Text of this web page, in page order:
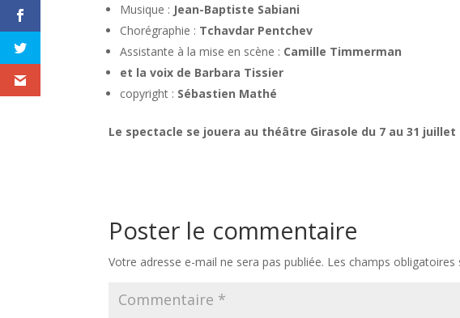
Musique : Jean-Baptiste Sabiani
Chorégraphie : Tchavdar Pentchev
Assistante à la mise en scène : Camille Timmerman
et la voix de Barbara Tissier
copyright : Sébastien Mathé
Le spectacle se jouera au théâtre Girasole du 7 au 31 juillet
Poster le commentaire
Votre adresse e-mail ne sera pas publiée. Les champs